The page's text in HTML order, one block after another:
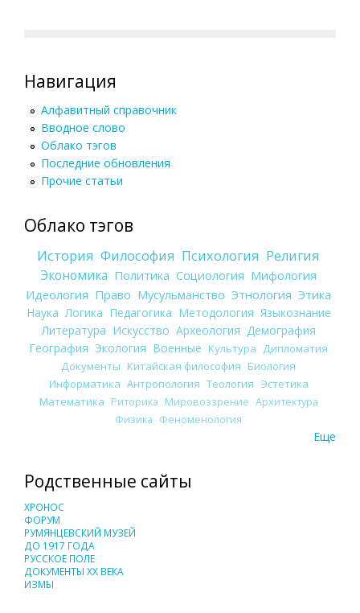
Навигация
Алфавитный справочник
Вводное слово
Облако тэгов
Последние обновления
Прочие статьи
Облако тэгов
История Философия Психология Религия
Экономика Политика Социология Мифология
Идеология Право Мусульманство Этнология Этика
Наука Логика Педагогика Методология Языкознание
Литература Искусство Археология Демография
География Экология Военные Культура
Дипломатия
Документы Китайская философия Биология
Информатика Антропология Теология Эстетика
Математика Риторика Мировоззрение Архитектура
Физика Феноменология
Еще
Родственные сайты
ХРОНОС
ФОРУМ
РУМЯНЦЕВСКИЙ МУЗЕЙ
ДО 1917 ГОДА
РУССКОЕ ПОЛЕ
ДОКУМЕНТЫ XX ВЕКА
ИЗМЫ